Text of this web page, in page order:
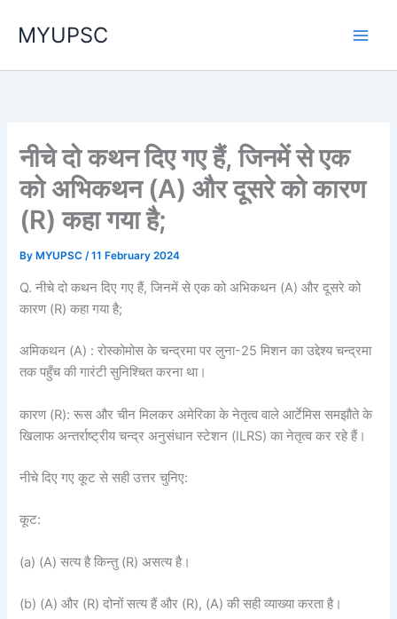
MYUPSC
नीचे दो कथन दिए गए हैं, जिनमें से एक
को अभिकथन (A) और दूसरे को कारण
(R) कहा गया है;
By MYUPSC/11 February 2024
Q. नीचे दो कथन दिए गए हैं, जिनमें से एक को अभिकथन (A) और दूसरे को
कारण (R) कहा गया है;
अमिकथन (A) : रोस्कोमोस के चन्द्रमा पर लुना-25 मिशन का उद्देश्य चन्द्रमा
तक पहुँच की गारंटी सुनिश्चित करना था।
कारण (R): रूस और चीन मिलकर अमेरिका के नेतृत्व वाले आर्टेमिस समझौते के
खिलाफ अन्तर्राष्ट्रीय चन्द्र अनुसंधान स्टेशन (ILRS) का नेतृत्व कर रहे हैं।
नीचे दिए गए कूट से सही उत्तर चुनिए:
कूट:
(a) (A) सत्य है किन्तु (R) असत्य है।
(b) (A) और (R) दोनों सत्य हैं और (R), (A) की सही व्याख्या करता है।